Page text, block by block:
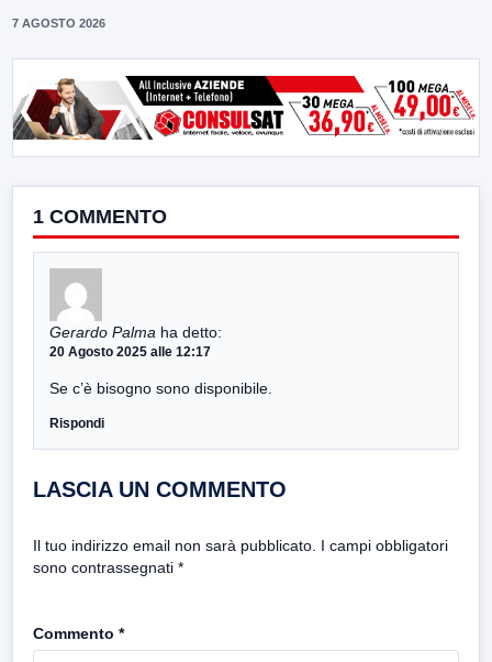
7 AGOSTO 2026
1 COMMENTO
Gerardo Palma ha detto:
20 Agosto 2025 alle 12:17
Se c’è bisogno sono disponibile.
Rispondi
LASCIA UN COMMENTO
Il tuo indirizzo email non sarà pubblicato. I campi obbligatori
sono contrassegnati *
Commento *